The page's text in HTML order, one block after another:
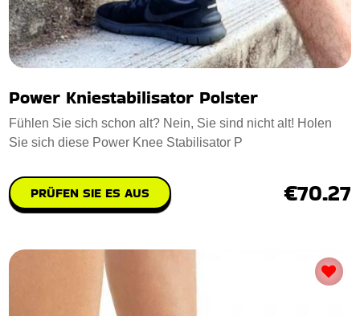
Power Kniestabilisator Polster
Fühlen Sie sich schon alt? Nein, Sie sind nicht alt! Holen
Sie sich diese Power Knee Stabilisator P
PRÜFEN SIE ES AUS €70.27